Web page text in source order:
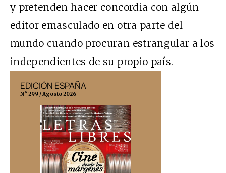
y pretenden hacer concordia con algún
editor emasculado en otra parte del
mundo cuando procuran estrangular a los
independientes de su propio país.
EDICIÓN ESPAÑA
N° 299 / Agosto 2026